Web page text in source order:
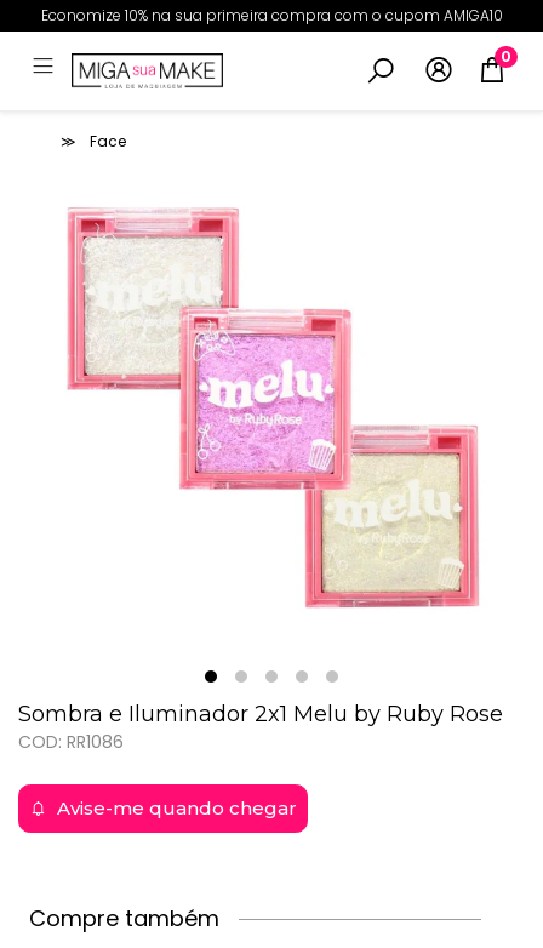
Economize 10% na sua primeira compra com o cupom AMIGA10
0
Face
Sombra e Iluminador 2x1 Melu by Ruby Rose
COD: RR1086
Avise-me quando chegar
Compre também